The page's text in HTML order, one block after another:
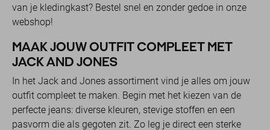
van je kledingkast? Bestel snel en zonder gedoe in onze
webshop!
MAAK JOUW OUTFIT COMPLEET MET
JACK AND JONES
In het Jack and Jones assortiment vind je alles om jouw
outfit compleet te maken. Begin met het kiezen van de
perfecte jeans: diverse kleuren, stevige stoffen en een
pasvorm die als gegoten zit. Zo leg je direct een sterke